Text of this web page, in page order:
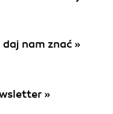
nam znać »
»